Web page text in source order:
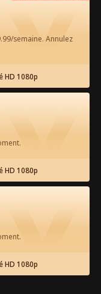
du
Tous les épisodes
semaine. Annulez
HD 1080p
HD 1080p
HD 1080p